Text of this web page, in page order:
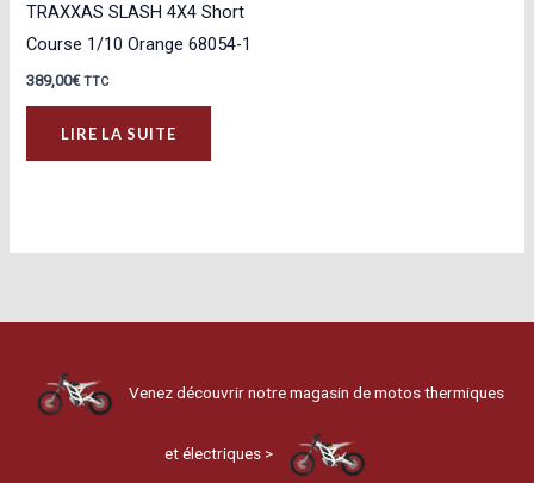
TRAXXAS SLASH 4X4 Short
Course 1/10 Orange 68054-1
389,00€ TTC
LIRE LA SUITE
Venez découvrir notre magasin de motos thermiques
et électriques >